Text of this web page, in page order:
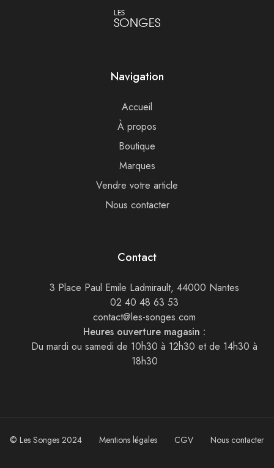
SONGES
LES
Navigation
Accueil
À propos
Boutique
Marques
Vendre votre article
Nous contacter
Contact
3 Place Paul Emile Ladmirault, 44000 Nantes
02 40 48 63 53
contact@les-songes.com
Heures ouverture magasin :
Du mardi ou samedi de 10h30 à 12h30 et de 14h30 à
18h30
© Les Songes 2024 Mentions légales CGV Nous contacter